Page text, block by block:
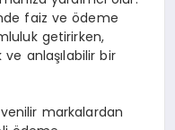
faiz ve ödeme
getirirken,
anlaşılabilir bir
markalardan